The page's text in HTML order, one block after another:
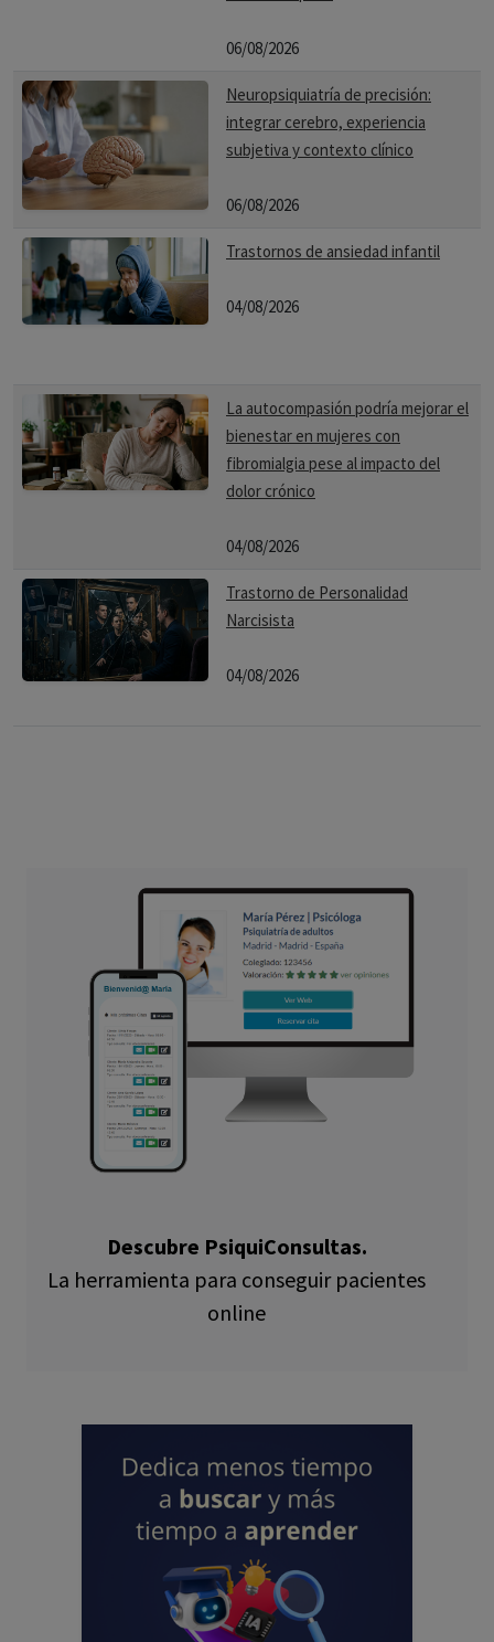
06/08/2026
Neuropsiquiatría de precisión:
integrar cerebro, experiencia
subjetiva y contexto clínico
06/08/2026
Trastornos de ansiedad infantil
04/08/2026
La autocompasión podría mejorar el
bienestar en mujeres con
fibromialgia pese al impacto del
dolor crónico
04/08/2026
Trastorno de Personalidad
Narcisista
04/08/2026
Descubre PsiquiConsultas.
La herramienta para conseguir pacientes
online